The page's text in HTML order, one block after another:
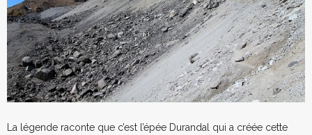
La légende raconte que c’est l’épée Durandal qui a créée cette